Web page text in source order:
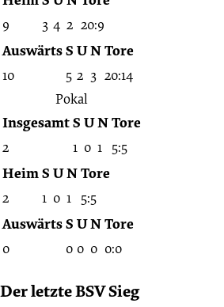
9 3 4 2 20:9
AuswärtsS UNTore
10 5 2 3 20:14
Pokal
InsgesamtS UNTore
2 1 0 1 5:5
HeimS UNTore
2 1 0 1 5:5
AuswärtsS UNTore
0 0 0 0 0:0
Der letzte BSV Sieg